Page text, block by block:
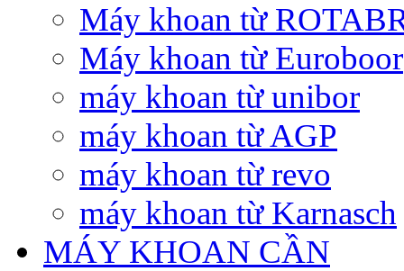
Máy khoan từ
Máy khoan từ Euroboor
máy khoan từ unibor
máy khoan từ AGP
máy khoan từ revo
máy khoan từ Karnasch
MÁY KHOAN CẦN